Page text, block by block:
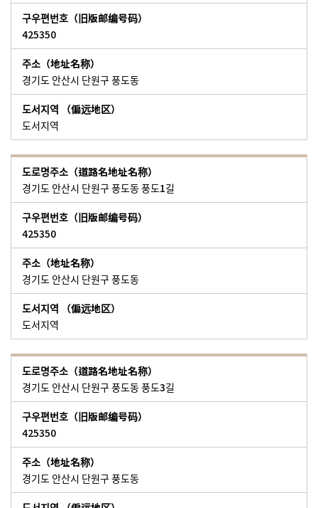
425350
경기도 안산시 단원구 풍도동
도서지역
경기도 안산시 단원구 풍도동 풍도1길
425350
경기도 안산시 단원구 풍도동
도서지역
경기도 안산시 단원구 풍도동 풍도3길
425350
경기도 안산시 단원구 풍도동